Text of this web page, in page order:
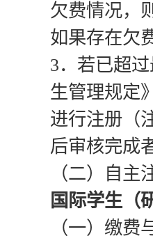
欠费情况，
如果存在欠
3．若已超
生管理规定
进行注册（
后审核完成
（二）自
国际学生（
（一）缴费